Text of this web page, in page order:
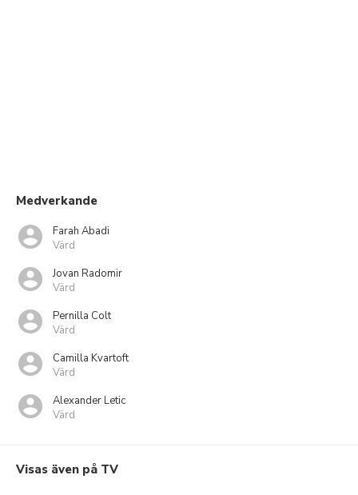
Medverkande
Farah Abadi
Värd
Jovan Radomir
Värd
Pernilla Colt
Värd
Camilla Kvartoft
Värd
Alexander Letic
Värd
Visas även på TV